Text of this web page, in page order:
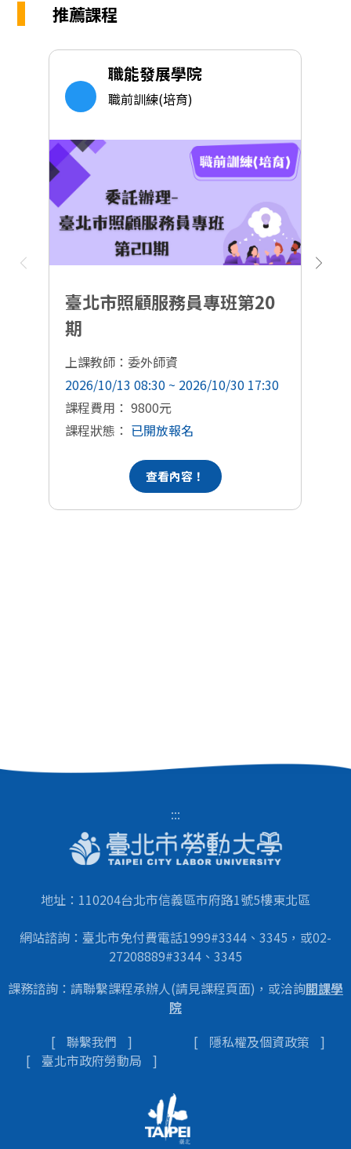
推薦課程
職能發展學院
職前訓練(培育)
臺北市照顧服務員專班第20
期
上課教師：委外師資
2026/10/13 08:30 ~ 2026/10/30 17:30
課程費用： 9800元
課程狀態： 已開放報名
查看內容！
:::
地址：110204台北市信義區市府路1號5樓東北區
網站諮詢：臺北市免付費電話1999#3344、3345，或02-
27208889#3344、3345
課務諮詢：請聯繫課程承辦人(請見課程頁面)，或洽詢開課學
院
聯繫我們
隱私權及個資政策
臺北市政府勞動局